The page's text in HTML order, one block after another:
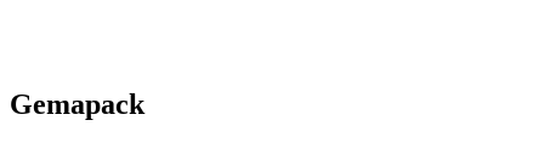
Gemapack